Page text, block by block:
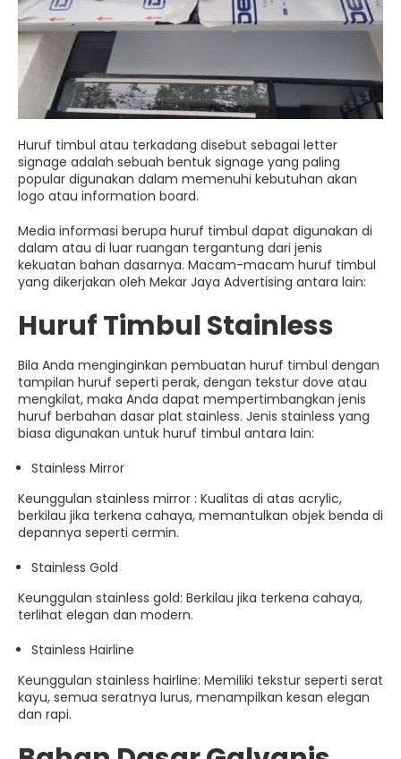
Huruf timbul atau terkadang disebut sebagai letter
signage adalah sebuah bentuk signage yang paling
popular digunakan dalam memenuhi kebutuhan akan
logo atau information board.
Media informasi berupa huruf timbul dapat digunakan di
dalam atau di luar ruangan tergantung dari jenis
kekuatan bahan dasarnya. Macam-macam huruf timbul
yang dikerjakan oleh Mekar Jaya Advertising antara lain:
Huruf Timbul Stainless
Bila Anda menginginkan pembuatan huruf timbul dengan
tampilan huruf seperti perak, dengan tekstur dove atau
mengkilat, maka Anda dapat mempertimbangkan jenis
huruf berbahan dasar plat stainless. Jenis stainless yang
biasa digunakan untuk huruf timbul antara lain:
Stainless Mirror
Keunggulan stainless mirror : Kualitas di atas acrylic,
berkilau jika terkena cahaya, memantulkan objek benda di
depannya seperti cermin.
Stainless Gold
Keunggulan stainless gold: Berkilau jika terkena cahaya,
terlihat elegan dan modern.
Stainless Hairline
Keunggulan stainless hairline: Memiliki tekstur seperti serat
kayu, semua seratnya lurus, menampilkan kesan elegan
dan rapi.